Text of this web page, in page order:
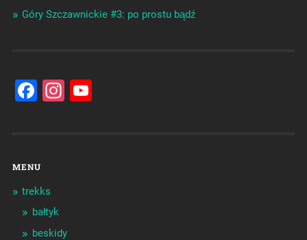
Góry Szczawnickie #3: po prostu bądź
Facebook
Instagram
YouTube
MENU
trekks
bałtyk
beskidy